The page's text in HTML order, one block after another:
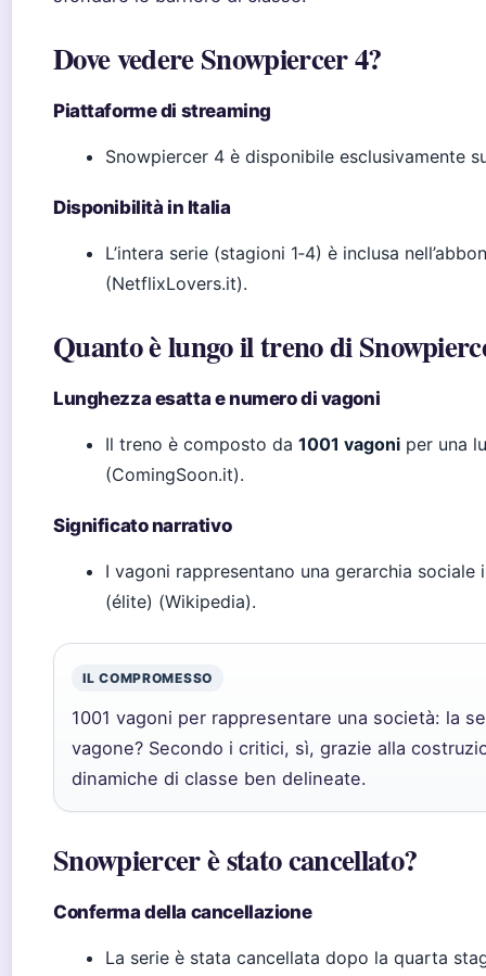
Dove vedere Snowpiercer 4?
Piattaforme di streaming
Snowpiercer 4 è disponibile esclusivamente
Disponibilità in Italia
L’intera serie (stagioni 1‑4) è inclusa
(NetflixLovers.it).
Quanto è lungo il treno di
Lunghezza esatta e numero di vagoni
Il treno è composto da 1001 vagoni per una
(ComingSoon.it).
Significato narrativo
I vagoni rappresentano una gerarchia
(élite) (Wikipedia).
IL COMPROMESSO
1001 vagoni per rappresentare una società: la
vagone? Secondo i critici, sì, grazie alla
dinamiche di classe ben delineate.
Snowpiercer è stato cancellato?
Conferma della cancellazione
La serie è stata cancellata dopo la quarta